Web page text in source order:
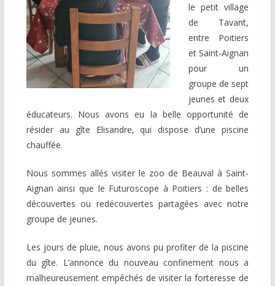
le petit village
de Tavant,
entre Poitiers
et Saint-Aignan
pour un
groupe de sept
jeunes et deux
éducateurs. Nous avons eu la belle opportunité de
résider au gîte Elisandre, qui dispose d’une piscine
chauffée.
Nous sommes allés visiter le zoo de Beauval à Saint-
Aignan ainsi que le Futuroscope à Poitiers : de belles
découvertes ou redécouvertes partagées avec notre
groupe de jeunes.
Les jours de pluie, nous avons pu profiter de la piscine
du gîte. L’annonce du nouveau confinement nous a
malheureusement empêchés de visiter la forteresse de